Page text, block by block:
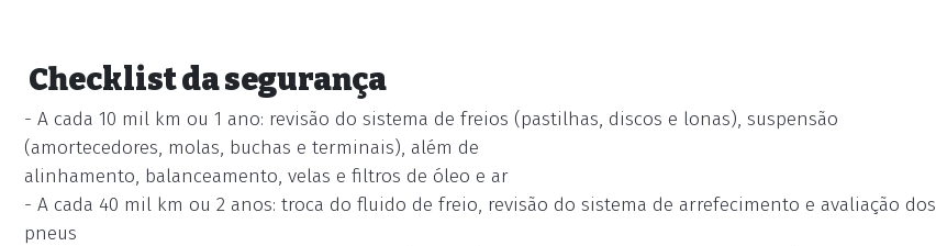
Checklist da segurança
- A cada 10 mil km ou 1 ano: revisão do sistema de freios (pastilhas, discos e lonas), suspensão
(amortecedores, molas, buchas e terminais), além de
alinhamento, balanceamento, velas e filtros de óleo e ar
- A cada 40 mil km ou 2 anos: troca do fluido de freio, revisão do sistema de arrefecimento e avaliação dos
pneus